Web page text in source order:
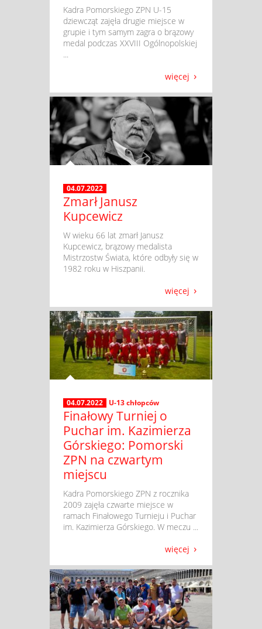
​ Kadra Pomorskiego ZPN U-15
dziewcząt zajęła drugie miejsce w
grupie i tym samym zagra o brązowy
medal podczas XXVIII Ogólnopolskiej
...
więcej
04.07.2022
Zmarł Janusz
Kupcewicz
​ W wieku 66 lat zmarł Janusz
Kupcewicz, brązowy medalista
Mistrzostw Świata, które odbyły się w
1982 roku w Hiszpanii.
więcej
04.07.2022 U-13 chłopców
Finałowy Turniej o
Puchar im. Kazimierza
Górskiego: Pomorski
ZPN na czwartym
miejscu
​ Kadra Pomorskiego ZPN z rocznika
2009 zajęła czwarte miejsce w
ramach Finałowego Turnieju i Puchar
im. Kazimierza Górskiego. W meczu ...
więcej